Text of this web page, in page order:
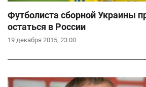
19 декабря 2015, 23:00
Футболиста сборной Украины
остаться в России